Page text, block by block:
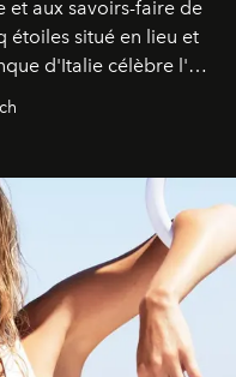
et aux savoirs-faire de
étoiles situé en lieu et
d'Italie célèbre l'art
intemporelle.